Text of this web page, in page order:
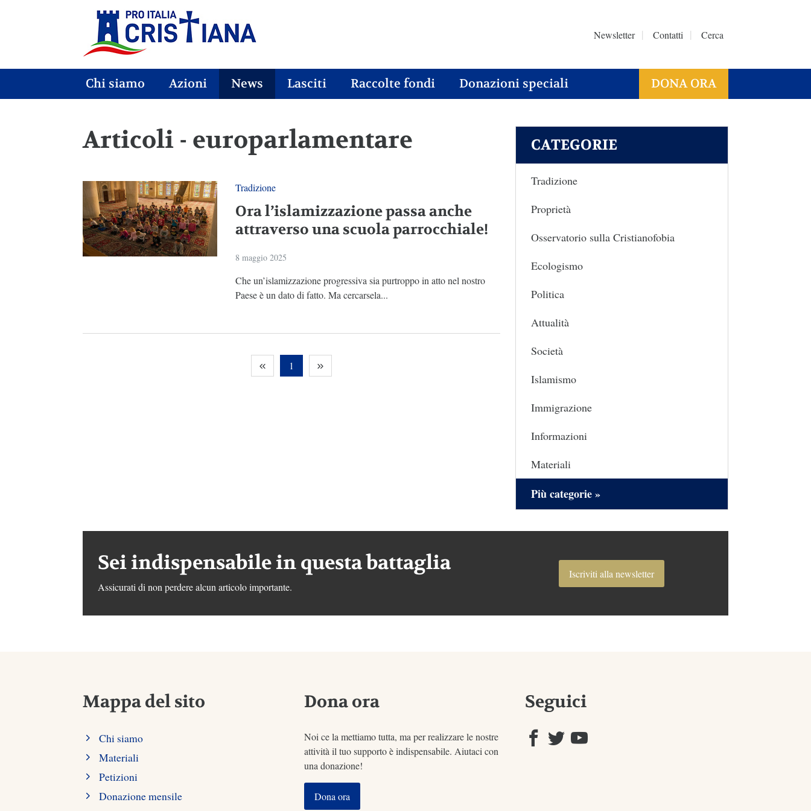
Newsletter Contatti Cerca
Chi siamo Azioni News Lasciti Raccolte fondi Donazioni speciali DONA ORA
Articoli - europarlamentare
Tradizione
Ora l’islamizzazione passa anche
attraverso una scuola parrocchiale!
8 maggio 2025
Che un’islamizzazione progressiva sia purtroppo in atto nel nostro
Paese è un dato di fatto. Ma cercarsela...
1
CATEGORIE
Tradizione
Proprietà
Osservatorio sulla Cristianofobia
Ecologismo
Politica
Attualità
Società
Islamismo
Immigrazione
Informazioni
Materiali
Più categorie »
Sei indispensabile in questa battaglia
Assicurati di non perdere alcun articolo importante.
Iscriviti alla newsletter
Mappa del sito
Chi siamo
Materiali
Petizioni
Donazione mensile
Dona ora
Noi ce la mettiamo tutta, ma per realizzare le nostre
attività il tuo supporto è indispensabile. Aiutaci con
una donazione!
Dona ora
Seguici